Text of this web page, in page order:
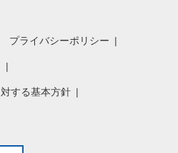
プライバシーポリシー
する基本方針